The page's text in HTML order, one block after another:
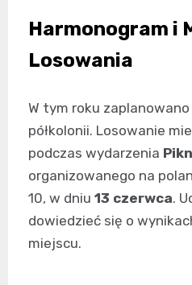
Harmonogram i
Losowania
W tym roku
półkolonii. Losowanie
podczas wydarzenia
organizowanego na
10, w dniu 13 czerwca.
dowiedzieć się o
miejscu.